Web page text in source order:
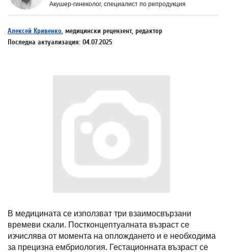
Акушер-гинеколог, специалист по репродукция
Алексей Кривенко, медицински рецензент, редактор
Последна актуализация: 04.07.2025
В медицината се използват три взаимосвързани
времеви скали. Постконцептуалната възраст се
изчислява от момента на оплождането и е необходима
за прецизна ембриология. Гестационната възраст се